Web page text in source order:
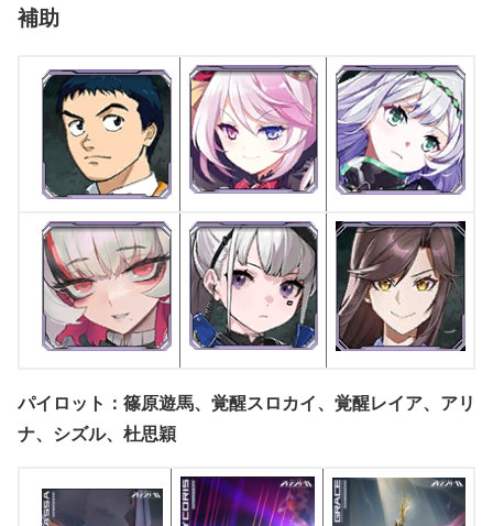
補助
パイロット：篠原遊馬、覚醒スロカイ、覚醒レイア、アリ
ナ、シズル、杜思穎